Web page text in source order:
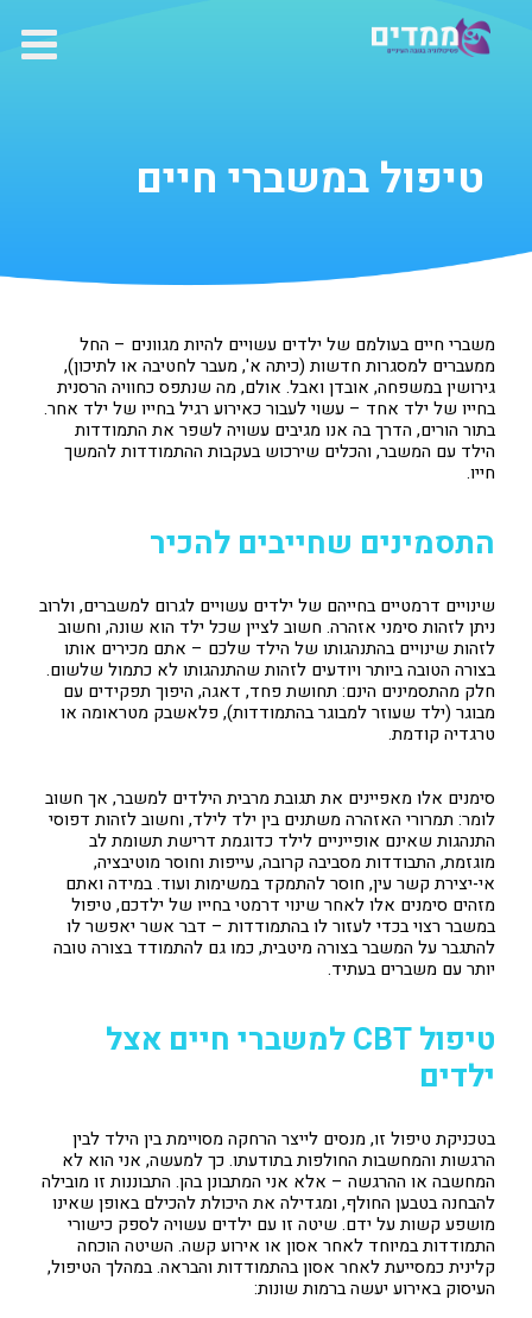
טיפול במשברי חיים
משברי חיים בעולמם של ילדים עשויים להיות מגוונים – החל
ממעברים למסגרות חדשות (כיתה א', מעבר לחטיבה או לתיכון),
גירושין במשפחה, אובדן ואבל. אולם, מה שנתפס כחוויה הרסנית
בחייו של ילד אחד – עשוי לעבור כאירוע רגיל בחייו של ילד אחר.
בתור הורים, הדרך בה אנו מגיבים עשויה לשפר את התמודדות
הילד עם המשבר, והכלים שירכוש בעקבות ההתמודדות להמשך
חייו.
התסמינים שחייבים להכיר
שינויים דרמטיים בחייהם של ילדים עשויים לגרום למשברים, ולרוב
ניתן לזהות סימני אזהרה. חשוב לציין שכל ילד הוא שונה, וחשוב
לזהות שינויים בהתנהגותו של הילד שלכם – אתם מכירים אותו
בצורה הטובה ביותר ויודעים לזהות שהתנהגותו לא כתמול שלשום.
חלק מהתסמינים הינם: תחושת פחד, דאגה, היפוך תפקידים עם
מבוגר (ילד שעוזר למבוגר בהתמודדות), פלאשבק מטראומה או
טרגדיה קודמת.
סימנים אלו מאפיינים את תגובת מרבית הילדים למשבר, אך חשוב
לומר: תמרורי האזהרה משתנים בין ילד לילד, וחשוב לזהות דפוסי
התנהגות שאינם אופייניים לילד כדוגמת דרישת תשומת לב
מוגזמת, התבודדות מסביבה קרובה, עייפות וחוסר מוטיבציה,
אי-יצירת קשר עין, חוסר להתמקד במשימות ועוד. במידה ואתם
מזהים סימנים אלו לאחר שינוי דרמטי בחייו של ילדכם, טיפול
במשבר רצוי בכדי לעזור לו בהתמודדות – דבר אשר יאפשר לו
להתגבר על המשבר בצורה מיטבית, כמו גם להתמודד בצורה טובה
יותר עם משברים בעתיד.
טיפול CBT למשברי חיים אצל
ילדים
בטכניקת טיפול זו, מנסים לייצר הרחקה מסויימת בין הילד לבין
הרגשות והמחשבות החולפות בתודעתו. כך למעשה, אני הוא לא
המחשבה או ההרגשה – אלא אני המתבונן בהן. התבוננות זו מובילה
להבחנה בטבען החולף, ומגדילה את היכולת להכילם באופן שאינו
מושפע קשות על ידם. שיטה זו עם ילדים עשויה לספק כישורי
התמודדות במיוחד לאחר אסון או אירוע קשה. השיטה הוכחה
קלינית כמסייעת לאחר אסון בהתמודדות והבראה. במהלך הטיפול,
העיסוק באירוע יעשה ברמות שונות: